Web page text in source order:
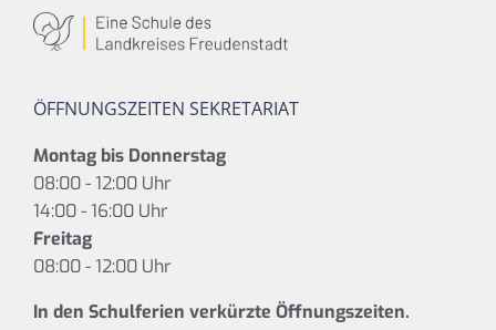
ÖFFNUNGSZEITEN SEKRETARIAT
Montag bis Donnerstag
08:00 - 12:00 Uhr
14:00 - 16:00 Uhr
Freitag
08:00 - 12:00 Uhr
In den Schulferien verkürzte Öffnungszeiten.